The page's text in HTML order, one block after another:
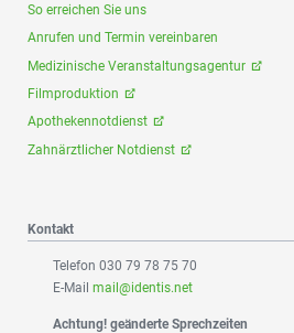
So erreichen Sie uns
Anrufen und Termin vereinbaren
Medizinische Veranstaltungsagentur
Filmproduktion
Apothekennotdienst
Zahnärztlicher Notdienst
Kontakt
Telefon 030 79 78 75 70
E-Mail mail@identis.net
Achtung! geänderte Sprechzeiten